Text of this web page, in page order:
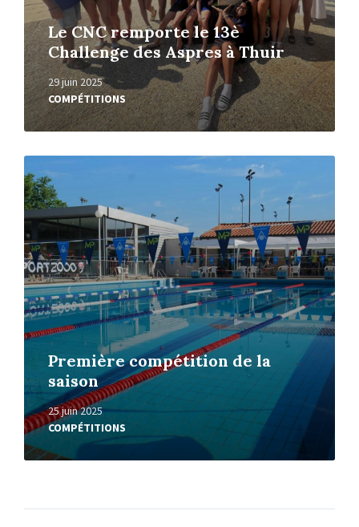
Le CNC remporte le 13è
Challenge des Aspres à Thuir
29 juin 2025
COMPÉTITIONS
Première compétition de la
saison
25 juin 2025
COMPÉTITIONS
Read
More